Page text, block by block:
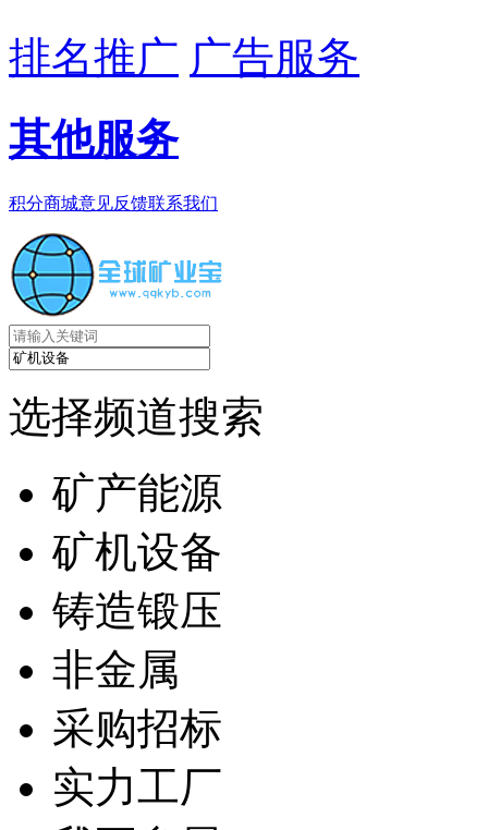
排名推广 广告服务
其他服务
积分商城意见反馈联系我们
选择频道搜索
矿产能源
矿机设备
铸造锻压
非金属
采购招标
实力工厂